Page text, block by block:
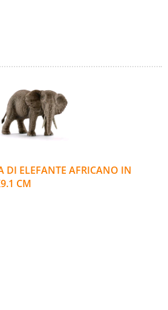
DI ELEFANTE AFRICANO IN
CM